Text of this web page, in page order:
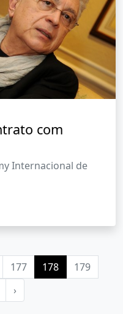
com
Internacional de
177 178
179
›